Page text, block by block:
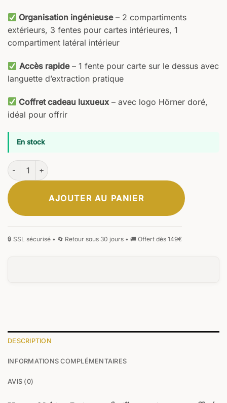
Organisation ingénieuse– 2 compartiments
extérieurs, 3 fentes pour cartes intérieures, 1
compartiment latéral intérieur
Accès rapide– 1 fente pour carte sur le dessus avec
languette d’extraction pratique
Coffret cadeau luxueux – avec logo Hörner doré,
idéal pour offrir
En stock
quantité de Nubis Small Wallet
AJOUTER AU PANIER
DESCRIPTION
INFORMATIONS COMPLÉMENTAIRES
AVIS (0)